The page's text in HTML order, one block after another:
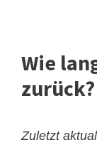
Wie
zurück?
Zuletzt